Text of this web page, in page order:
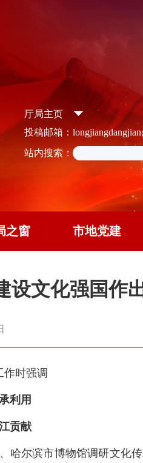
厅局主页
投稿邮箱：
站内搜索：
之窗 市地党建
设文化强国作
时强调
利用
贡献
哈尔滨市博物馆调研文化